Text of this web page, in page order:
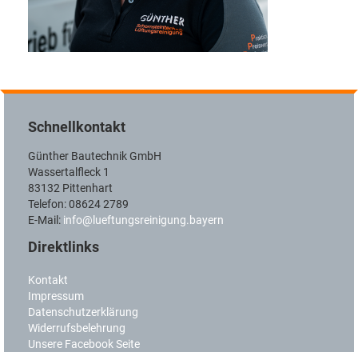
Schnellkontakt
Günther Bautechnik GmbH
Wassertalfleck 1
83132 Pittenhart
Telefon: 08624 2789
E-Mail: info@lueftungsreinigung.bayern
Direktlinks
Kontakt
Impressum
Datenschutzerklärung
Widerrufsbelehrung
Unsere Facebook Seite